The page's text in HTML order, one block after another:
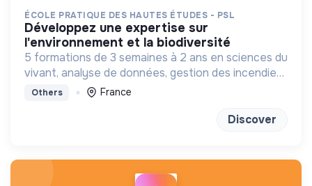
ÉCOLE PRATIQUE DES HAUTES ÉTUDES - PSL
développez une expertise sur
l'environnement et la biodiversité
5 formations de 3 semaines à 2 ans en sciences du
vivant, analyse de données, gestion des incendies
et génétique du paysage.
Others France
Discover